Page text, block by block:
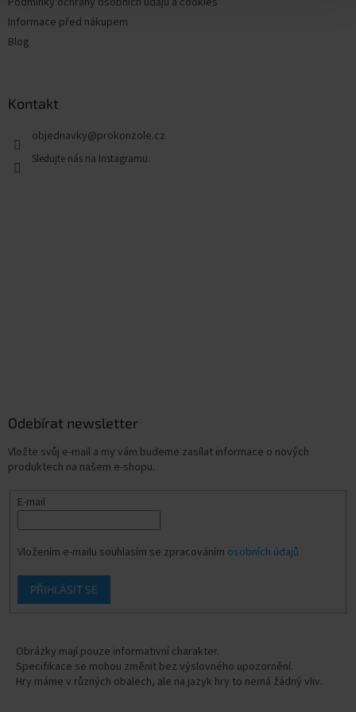
Informace před nákupem
Blog
Kontakt
objednavky@prokonzole.cz
Odebírat newsletter
Vložte svůj e-mail a my vám budeme zasílat informace o nových
produktech na našem e-shopu.
E-mail
Vložením e-mailu souhlasím se zpracováním osobních údajů
PŘIHLÁSIT SE
Obrázky mají pouze informativní charakter.
Specifikace se mohou změnit bez výslovného upozornění.
Hry máme v různých obalech, ale na jazyk hry to nemá žádný vliv.